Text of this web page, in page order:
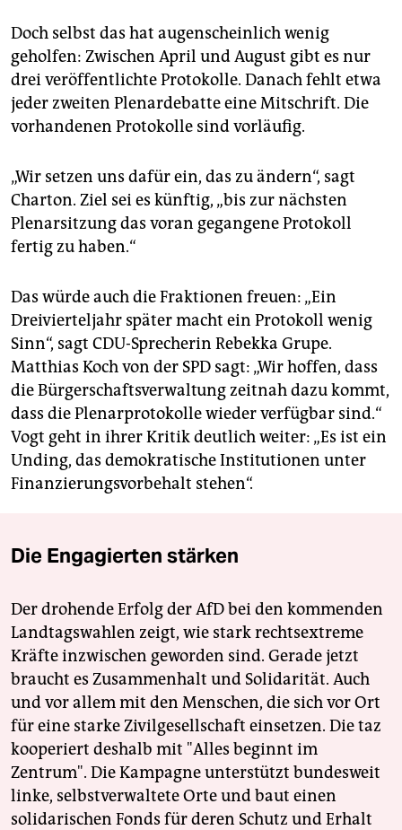
Doch selbst das hat augenscheinlich wenig
geholfen: Zwischen April und August gibt es nur
drei veröffentlichte Protokolle. Danach fehlt etwa
jeder zweiten Plenardebatte eine Mitschrift. Die
vorhandenen Protokolle sind vorläufig.
„Wir setzen uns dafür ein, das zu ändern“, sagt
Charton. Ziel sei es künftig, „bis zur nächsten
Plenarsitzung das voran gegangene Protokoll
fertig zu haben.“
Das würde auch die Fraktionen freuen: „Ein
Dreivierteljahr später macht ein Protokoll wenig
Sinn“, sagt CDU-Sprecherin Rebekka Grupe.
Matthias Koch von der SPD sagt: „Wir hoffen, dass
die Bürgerschaftsverwaltung zeitnah dazu kommt,
dass die Plenarprotokolle wieder verfügbar sind.“
Vogt geht in ihrer Kritik deutlich weiter: „Es ist ein
Unding, das demokratische Institutionen unter
Finanzierungsvorbehalt stehen“.
Die Engagierten stärken
Der drohende Erfolg der AfD bei den kommenden
Landtagswahlen zeigt, wie stark rechtsextreme
Kräfte inzwischen geworden sind. Gerade jetzt
braucht es Zusammenhalt und Solidarität. Auch
und vor allem mit den Menschen, die sich vor Ort
für eine starke Zivilgesellschaft einsetzen. Die taz
kooperiert deshalb mit "Alles beginnt im
Zentrum". Die Kampagne unterstützt bundesweit
linke, selbstverwaltete Orte und baut einen
solidarischen Fonds für deren Schutz und Erhalt